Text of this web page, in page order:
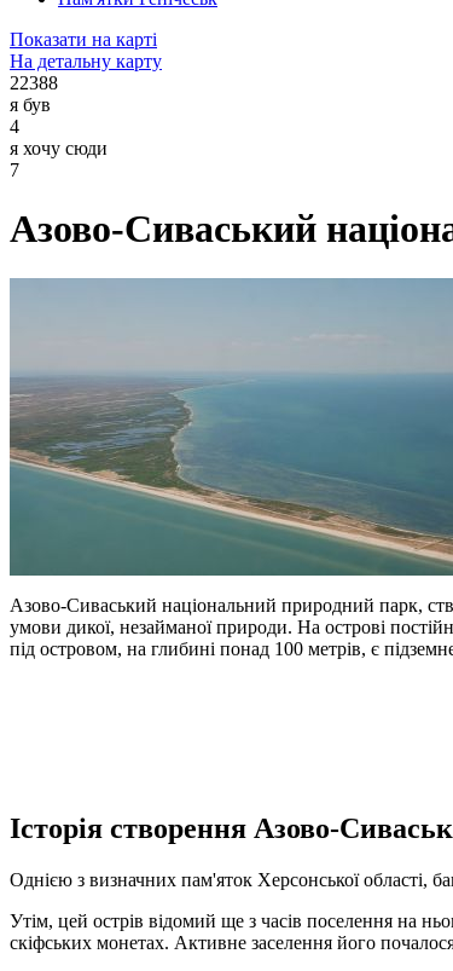
Показати на карті
На детальну карту
22388
я був
4
я хочу сюди
7
Азово-Сиваський
Азово-Сиваський національний природний парк,
умови дикої, незайманої природи. На острові
під островом, на глибині понад 100 метрів, є
Історія створення Азово-
Однією з визначних пам'яток Херсонської області,
Утім, цей острів відомий ще з часів поселення на
скіфських монетах. Активне заселення його